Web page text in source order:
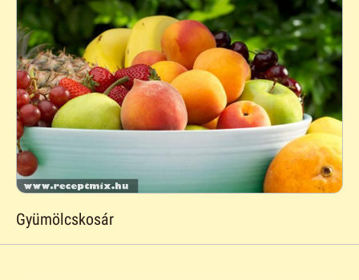
Gyümölcskosár